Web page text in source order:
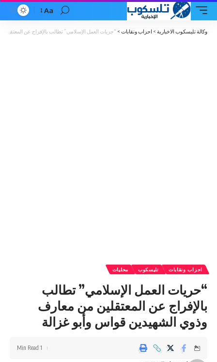
Font
Resizer
Aa
وكالة تليسكوب الاخبارية > احزاب ونقابات > “حريات العمل الإسلامي” تطالب بالإفراج عن
احزاب ونقابات تليسكوب محليات
“حريات العمل الإسلامي” تطالب
بالإفراج عن المعتقلين من معارف
وذوي الشهيدين قواس وأبو غزالة
1 Min Read